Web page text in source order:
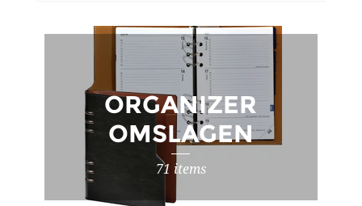
ORGANIZER
OMSLAGEN
71 items